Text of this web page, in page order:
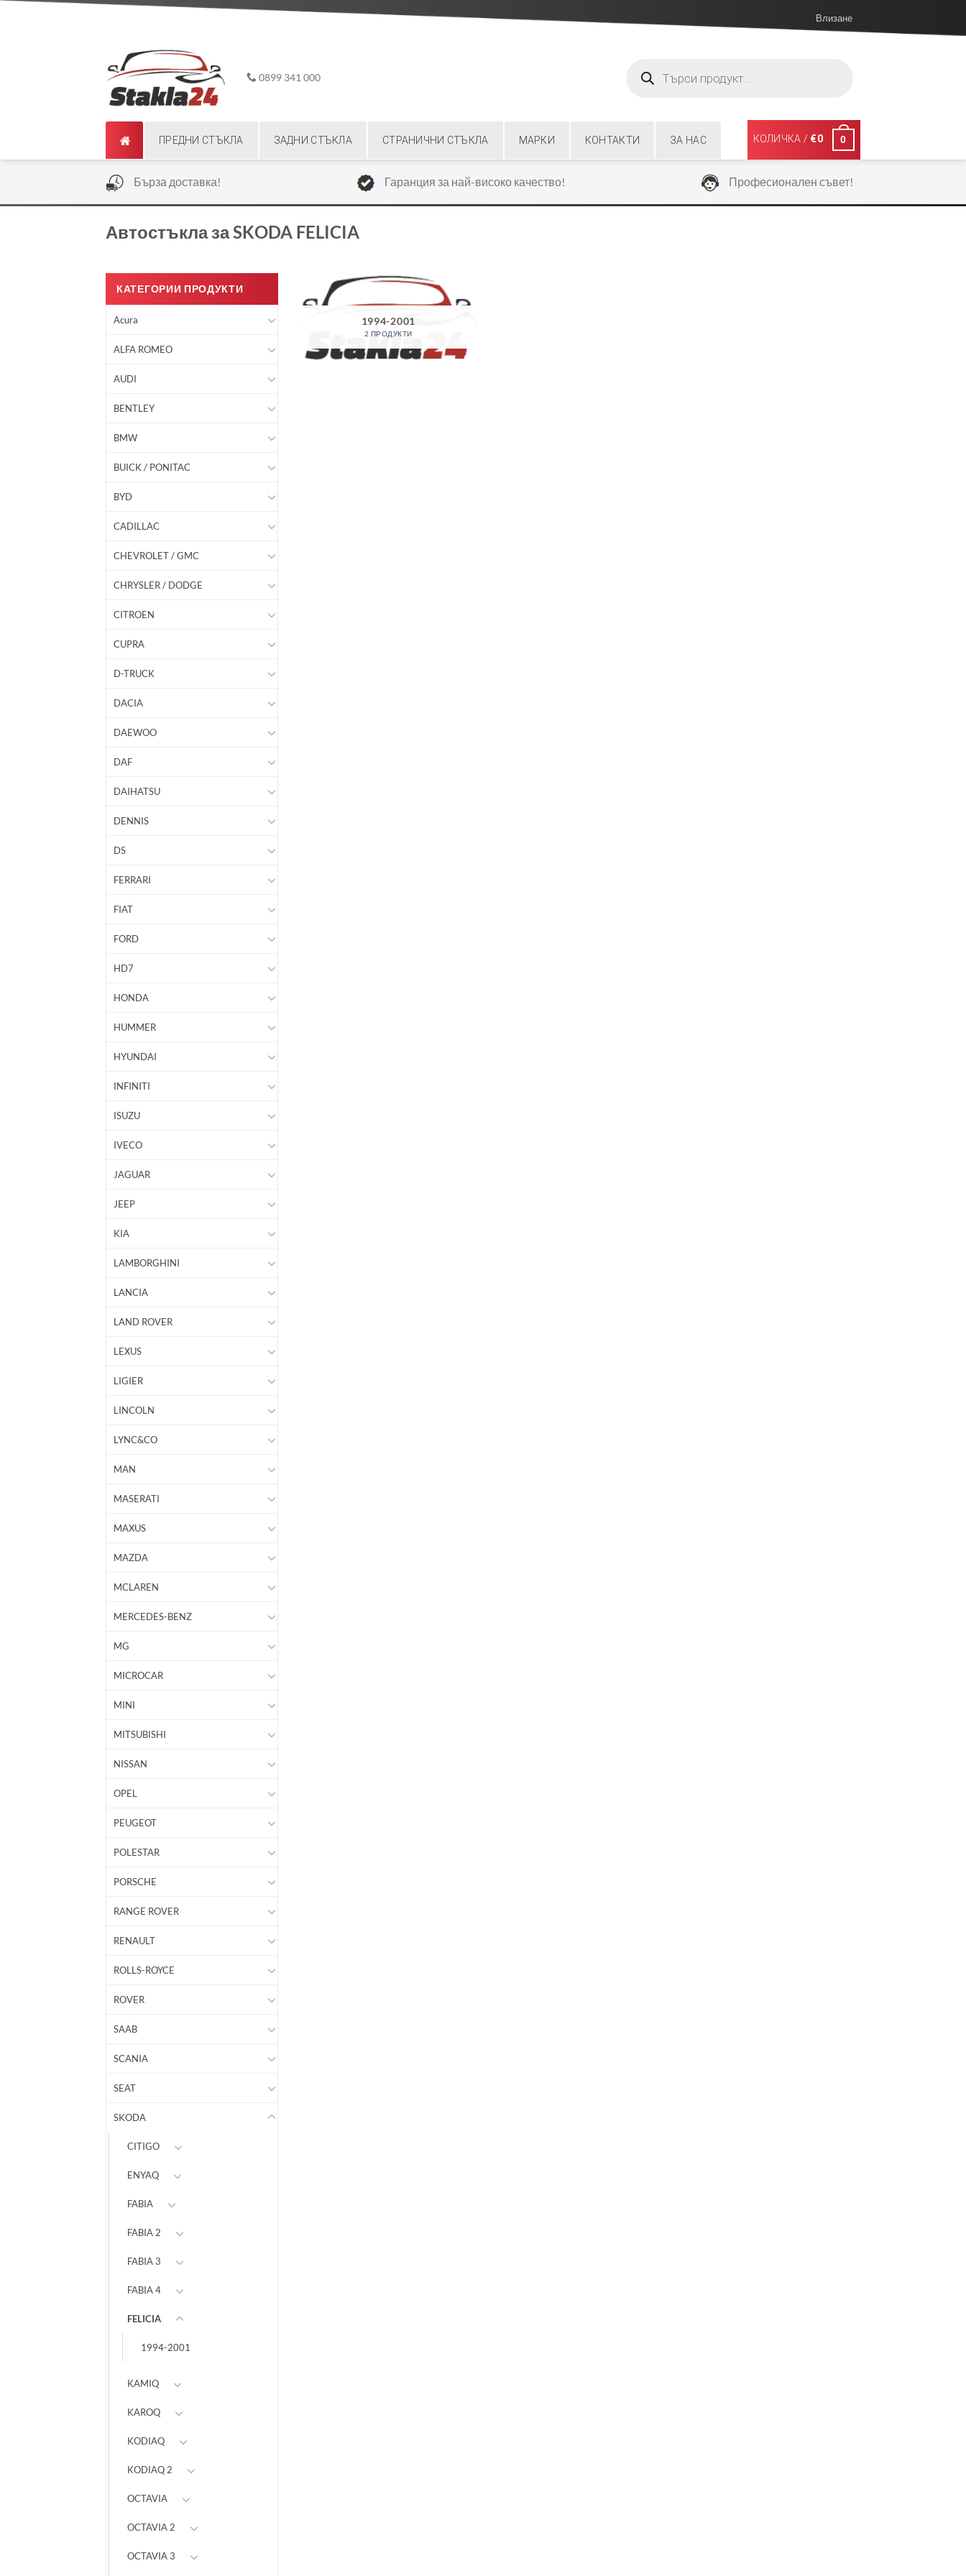
Влизане
0899 341 000
search
ПРЕДНИ СТЪКЛА ЗАДНИ СТЪКЛА СТРАНИЧНИ СТЪКЛА МАРКИ КОНТАКТИ ЗА НАС КОЛИЧКА / €0 0
Бърза доставка! Гаранция за най-високо качество! Професионален съвет!
Автостъкла за SKODA FELICIA
КАТЕГОРИИ ПРОДУКТИ
Acura
ALFA ROMEO
AUDI
BENTLEY
BMW
BUICK / PONITAC
BYD
CADILLAC
CHEVROLET / GMC
CHRYSLER / DODGE
CITROEN
CUPRA
D-TRUCK
DACIA
DAEWOO
DAF
DAIHATSU
DENNIS
DS
FERRARI
FIAT
FORD
HD7
HONDA
HUMMER
HYUNDAI
INFINITI
ISUZU
IVECO
JAGUAR
JEEP
KIA
LAMBORGHINI
LANCIA
LAND ROVER
LEXUS
LIGIER
LINCOLN
LYNC&CO
MAN
MASERATI
MAXUS
MAZDA
MCLAREN
MERCEDES-BENZ
MG
MICROCAR
MINI
MITSUBISHI
NISSAN
OPEL
PEUGEOT
POLESTAR
PORSCHE
RANGE ROVER
RENAULT
ROLLS-ROYCE
ROVER
SAAB
SCANIA
SEAT
SKODA
CITIGO
ENYAQ
FABIA
FABIA 2
FABIA 3
FABIA 4
FELICIA
1994-2001
KAMIQ
KAROQ
KODIAQ
KODIAQ 2
OCTAVIA
OCTAVIA 2
OCTAVIA 3
1994-2001
2 ПРОДУКТИ